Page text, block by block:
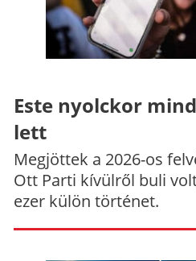
Este nyolckor
lett
Megjöttek a 2026-os
Ott Parti kívülről buli
ezer külön történet.